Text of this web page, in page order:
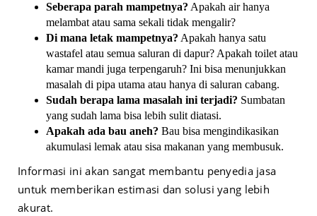
Seberapa parah mampetnya? Apakah air hanya
melambat atau sama sekali tidak mengalir?
Di mana letak mampetnya? Apakah hanya satu
wastafel atau semua saluran di dapur? Apakah toilet atau
kamar mandi juga terpengaruh? Ini bisa menunjukkan
masalah di pipa utama atau hanya di saluran cabang.
Sudah berapa lama masalah ini terjadi? Sumbatan
yang sudah lama bisa lebih sulit diatasi.
Apakah ada bau aneh? Bau bisa mengindikasikan
akumulasi lemak atau sisa makanan yang membusuk.
Informasi ini akan sangat membantu penyedia jasa
untuk memberikan estimasi dan solusi yang lebih
akurat.